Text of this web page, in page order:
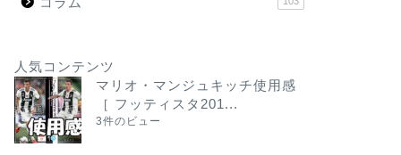
人気コンテンツ
マリオ・マンジュキッチ使用感
［ フッティスタ201...
3件のビュー